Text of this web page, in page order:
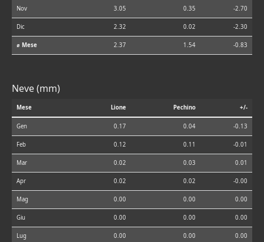
Nov 3.05 0.35 -2.70
Dic 2.32 0.02 -2.30
⌀ Mese 2.37 1.54 -0.83
Neve (mm)
Mese Lione Pechino +/-
Gen 0.17 0.04 -0.13
Feb 0.12 0.11 -0.01
Mar 0.02 0.03 0.01
Apr 0.02 0.02 -0.00
Mag 0.00 0.00 0.00
Giu 0.00 0.00 0.00
Lug 0.00 0.00 0.00